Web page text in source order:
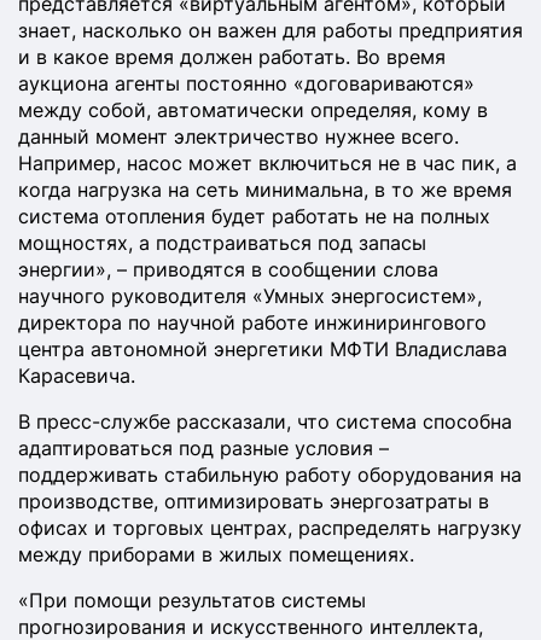
знает, насколько он важен для работы предприятия
и в какое время должен работать. Во время
аукциона агенты постоянно «договариваются»
между собой, автоматически определяя, кому в
данный момент электричество нужнее всего.
Например, насос может включиться не в час пик, а
когда нагрузка на сеть минимальна, в то же время
система отопления будет работать не на полных
мощностях, а подстраиваться под запасы
энергии», – приводятся в сообщении слова
научного руководителя «Умных энергосистем»,
директора по научной работе инжинирингового
центра автономной энергетики МФТИ Владислава
Карасевича.
В пресс-cлужбе рассказали, что система способна
адаптироваться под разные условия –
поддерживать стабильную работу оборудования на
производстве, оптимизировать энергозатраты в
офисах и торговых центрах, распределять нагрузку
между приборами в жилых помещениях.
«При помощи результатов системы
прогнозирования и искусственного интеллекта,